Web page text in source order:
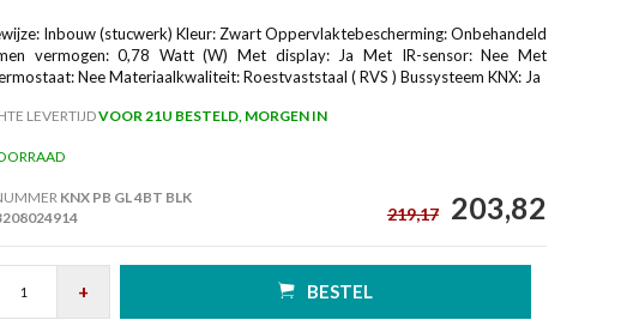
Inbouw (stucwerk) Kleur: Zwart Oppervlaktebescherming: Onbehandeld
vermogen: 0,78 Watt (W) Met display: Ja Met IR-sensor: Nee Met
Nee Materiaalkwaliteit: Roestvaststaal ( RVS ) Bussysteem KNX: Ja
LEVERTIJDVOOR 21U BESTELD, MORGEN IN
KNX PB GL 4BT BLK
219,17 203,82
+ BESTEL